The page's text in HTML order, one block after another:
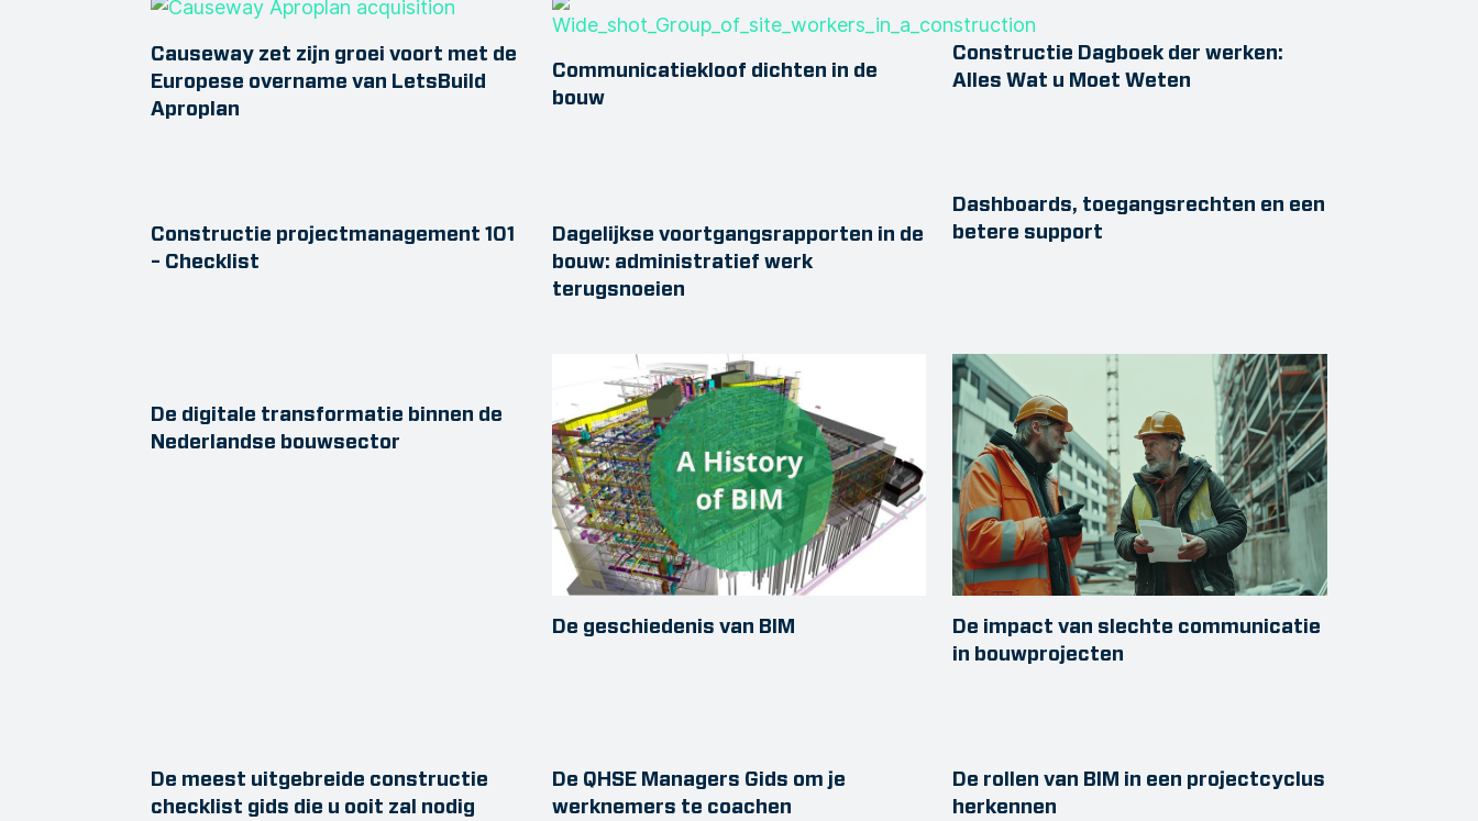
Causeway zet zijn groei voort met de
Europese overname van LetsBuild
Aproplan
Communicatiekloof dichten in de
bouw
Constructie Dagboek der werken:
Alles Wat u Moet Weten
Constructie projectmanagement 101
– Checklist
Dagelijkse voortgangsrapporten in de
bouw: administratief werk
terugsnoeien
Dashboards, toegangsrechten en een
betere support
De digitale transformatie binnen de
Nederlandse bouwsector
De geschiedenis van BIM
De impact van slechte communicatie
in bouwprojecten
De meest uitgebreide constructie
checklist gids die u ooit zal nodig
De QHSE Managers Gids om je
werknemers te coachen
De rollen van BIM in een projectcyclus
herkennen